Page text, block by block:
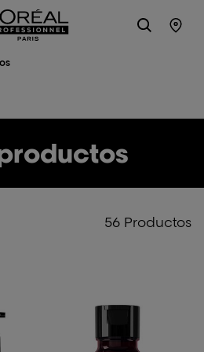
56 Productos